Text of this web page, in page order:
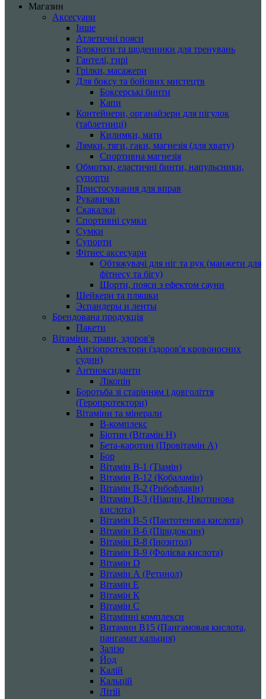
Магазин
Аксесуари
Інше
Атлетичні пояси
Блокноти та щоденники для тренувань
Гантелі, гирі
Грілки, масажери
Для боксу та бойових мистецтв
Боксерські бинти
Капи
Контейнери, органайзери для пігулок
(таблетниці)
Килимки, мати
Лямки, тяги, гаки, магнезія (для хвату)
Спортивна магнезія
Обмотки, еластичні бинти, напульсники,
супорти
Пристосування для вправ
Рукавички
Скакалки
Спортивні сумки
Сумки
Супорти
Фітнес аксесуари
Обтяжувачі для ніг та рук (манжети для
фітнесу та бігу)
Шорти, пояси з ефектом сауни
Шейкери та пляшки
Эспандеры и ленты
Брендована продукція
Пакети
Вітаміни, трави, здоров'я
Ангіопротектори (здоров'я кровоносних
судин)
Антиоксиданти
Лікопін
Боротьба зі старінням і довголіття
(Геропротектори)
Вітаміни та мінерали
B-комплекс
Біотин (Вітамін H)
Бета-каротин (Провітамін А)
Бор
Вітамін B-1 (Тіамін)
Вітамін B-12 (Кобаламін)
Вітамін B-2 (Рибофлавін)
Вітамін B-3 (Ніацин, Нікотинова
кислота)
Вітамін B-5 (Пантотенова кислота)
Вітамін B-6 (Піридоксин)
Вітамін B-8 (Інозитол)
Вітамін B-9 (Фолієва кислота)
Вітамін D
Вітамін А (Ретинол)
Вітамін Е
Вітамін К
Вітамін С
Вітамінні комплекси
Витамин B15 (Пангамовая кислота,
пангамат кальция)
Залізо
Йод
Калій
Кальцій
Літій